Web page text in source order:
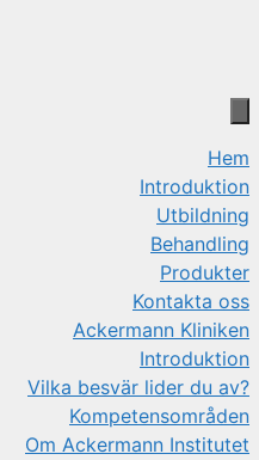
Hem
Introduktion
Utbildning
Behandling
Produkter
Kontakta oss
Ackermann Kliniken
Introduktion
Vilka besvär lider du av?
Kompetensområden
Om Ackermann Institutet